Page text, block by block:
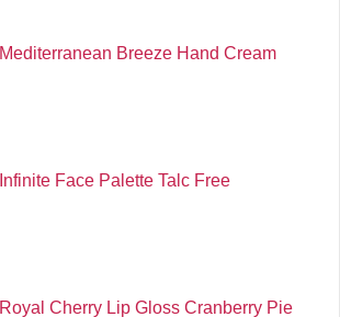
Mediterranean Breeze Hand Cream
Infinite Face Palette Talc Free
Royal Cherry Lip Gloss Cranberry Pie